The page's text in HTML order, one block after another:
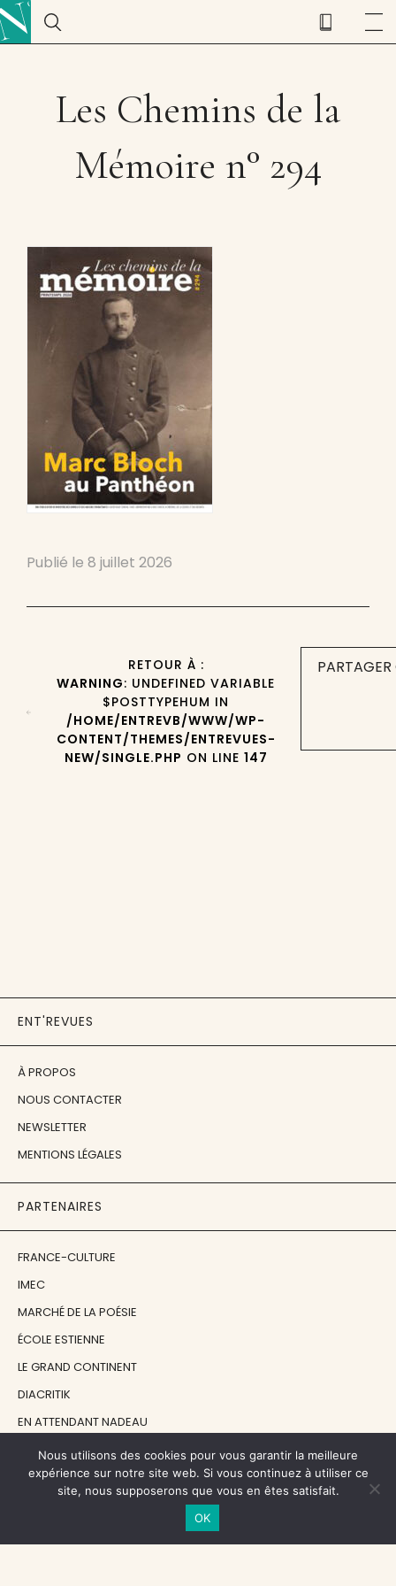
Les Chemins de la
Mémoire n° 294
Publié le 8 juillet 2026
RETOUR À :
WARNING: UNDEFINED VARIABLE
$POSTTYPEHUM IN
/HOME/ENTREVB/WWW/WP-
CONTENT/THEMES/ENTREVUES-
NEW/SINGLE.PHP ON LINE 147
ENT'REVUES
À PROPOS
NOUS CONTACTER
NEWSLETTER
MENTIONS LÉGALES
PARTENAIRES
FRANCE-CULTURE
IMEC
MARCHÉ DE LA POÉSIE
ÉCOLE ESTIENNE
LE GRAND CONTINENT
DIACRITIK
EN ATTENDANT NADEAU
NOS SOUTIENS
Nous utilisons des cookies pour vous garantir la meilleure
expérience sur notre site web. Si vous continuez à utiliser ce
site, nous supposerons que vous en êtes satisfait.
OK